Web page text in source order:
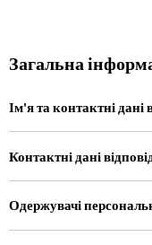
Загальна
Ім'я та контактні дані
Контактні дані
Одержувачі